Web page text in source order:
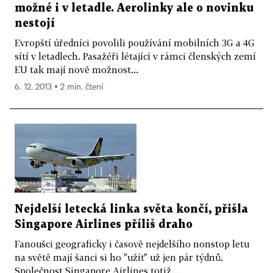
možné i v letadle. Aerolinky ale o novinku
nestojí
Evropští úředníci povolili používání mobilních 3G a 4G
sítí v letadlech. Pasažéři létající v rámci členských zemí
EU tak mají nově možnost...
6. 12. 2013 ▪ 2 min. čtení
Nejdelší letecká linka světa končí, přišla
Singapore Airlines příliš draho
Fanoušci geograficky i časově nejdelšího nonstop letu
na světě mají šanci si ho "užít" už jen pár týdnů.
Společnost Singapore Airlines totiž...